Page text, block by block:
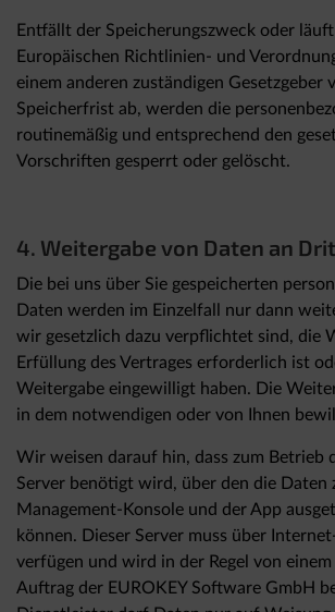
Entfällt der Speicherungszweck oder
Europäischen Richtlinien- und
einem anderen zuständigen Gesetzgeber
Speicherfrist ab, werden die
routinemäßig und entsprechend den
Vorschriften gesperrt oder gelöscht.
4. Weitergabe von Daten an
Die bei uns über Sie gespeicherten
Daten werden im Einzelfall nur dann
wir gesetzlich dazu verpflichtet sind, die
Erfüllung des Vertrages erforderlich ist
Weitergabe eingewilligt haben. Die
in dem notwendigen oder von Ihnen
Wir weisen darauf hin, dass zum Betrieb
Server benötigt wird, über den die Daten
Management-Konsole und der App
können. Dieser Server muss über
verfügen und wird in der Regel von
Auftrag der EUROKEY Software GmbH